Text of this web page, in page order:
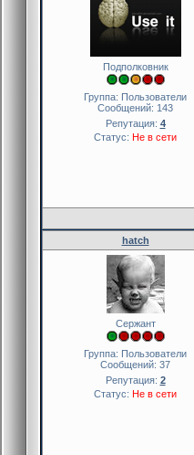
Подполковник
Группа: Пользователи
Сообщений: 143
Репутация: 4
Статус: Не в сети
hatch
Сержант
Группа: Пользователи
Сообщений: 37
Репутация: 2
Статус: Не в сети